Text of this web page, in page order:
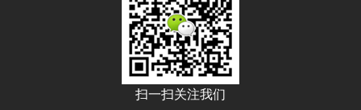
扫一扫关注我们